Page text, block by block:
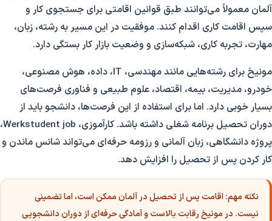
آلمان معمولاً می‌توانند طبق قوانین اقامتی برای جستجوی کار و
سپس اقامت کاری اقدام کنند. موفقیت در این مسیر به رشته، زبان،
مهارت، تجربه کاری، شبکه‌سازی و وضعیت بازار کار بستگی دارد.
مونیخ برای رشته‌هایی مانند مهندسی، IT، داده، هوش مصنوعی،
خودرو، مدیریت، بیمه، اقتصاد، علوم طبیعی و فناوری فرصت‌های
بسیار خوبی دارد. اما برای استفاده از این فرصت‌ها، دانشجو باید از
دوران تحصیل برنامه شغلی داشته باشد. کارآموزی، Werkstudent job،
پروژه دانشگاهی، زبان آلمانی و رزومه حرفه‌ای می‌تواند شانس ماندن و
کار کردن پس از تحصیل را افزایش دهد.
نکته مهم:اقامت پس از تحصیل در آلمان ممکن است، اما تضمینی
نیست. در مونیخ رقابت بالاست و آمادگی حرفه‌ای از دوران دانشجویی